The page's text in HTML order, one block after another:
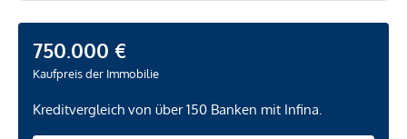
750.000 €
Kaufpreis der Immobilie
Kreditvergleich von über 150 Banken mit Infina.